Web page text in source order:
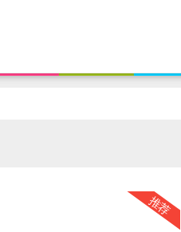
推荐